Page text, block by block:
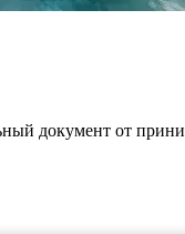
документ от